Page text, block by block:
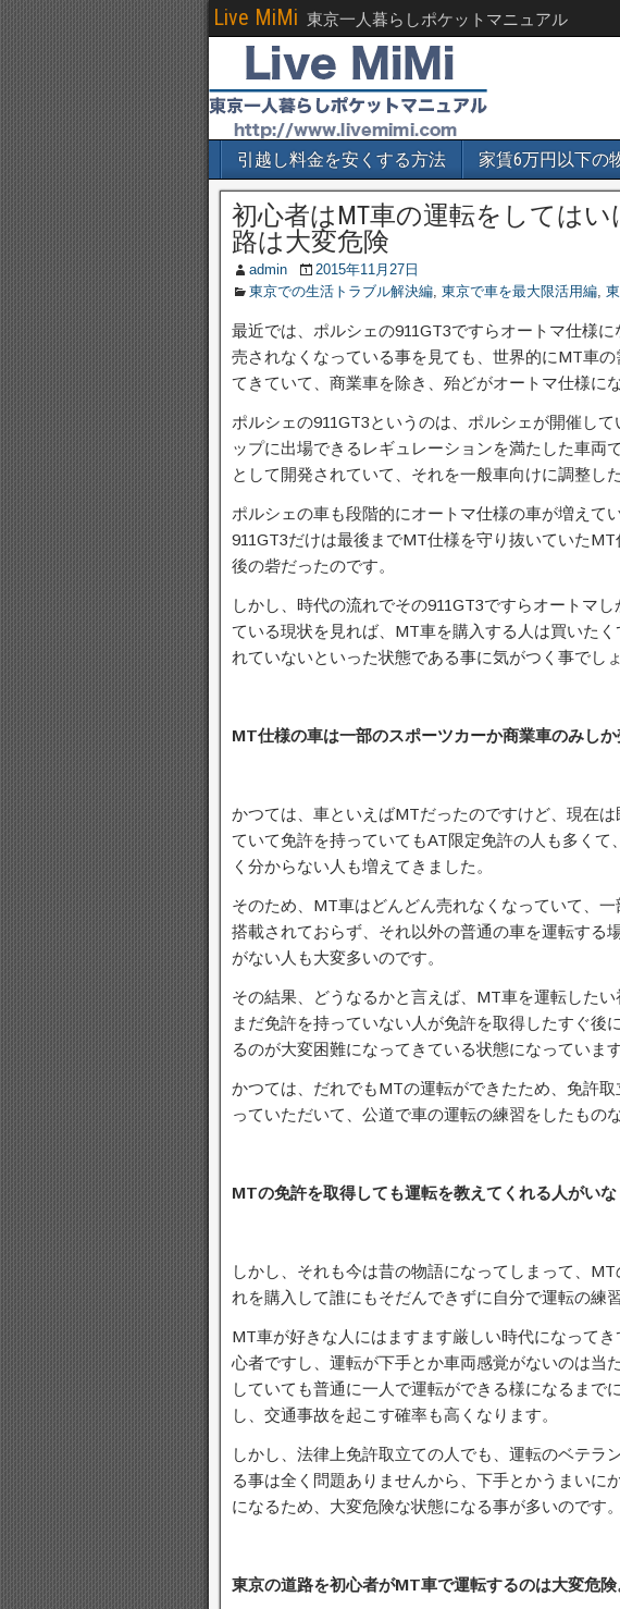
Live MiMi 東京一人暮らしポケットマニュアル
引越し料金を安くする方法 家賃6万円以下の
初心者はMT車の運転をしては
路は大変危険
admin
2015年11月27日
東京での生活トラブル解決編, 東京で車を最大限活用編,
最近では、ポルシェの911GT3ですらオートマ仕様
売されなくなっている事を見ても、世界的にMT車
てきていて、商業車を除き、殆どがオートマ仕様に
ポルシェの911GT3というのは、ポルシェが開催し
ップに出場できるレギュレーションを満たした車両
として開発されていて、それを一般車向けに調整し
ポルシェの車も段階的にオートマ仕様の車が増えて
911GT3だけは最後までMT仕様を守り抜いていた
後の砦だったのです。
しかし、時代の流れでその911GT3ですらオートマ
ている現状を見れば、MT車を購入する人は買いた
れていないといった状態である事に気がつく事でしょ
MT仕様の車は一部のスポーツカーか商業車のみしか
かつては、車といえばMTだったのですけど、現在
ていて免許を持っていてもAT限定免許の人も多くて
く分からない人も増えてきました。
そのため、MT車はどんどん売れなくなっていて、
搭載されておらず、それ以外の普通の車を運転する
がない人も大変多いのです。
その結果、どうなるかと言えば、MT車を運転した
まだ免許を持っていない人が免許を取得したすぐ後
るのが大変困難になってきている状態になっています
かつては、だれでもMTの運転ができたため、免許
っていただいて、公道で車の運転の練習をしたものな
MTの免許を取得しても運転を教えてくれる人がいな
しかし、それも今は昔の物語になってしまって、
れを購入して誰にもそだんできずに自分で運転の練
MT車が好きな人にはますます厳しい時代になって
心者ですし、運転が下手とか車両感覚がないのは当
していても普通に一人で運転ができる様になるまで
し、交通事故を起こす確率も高くなります。
しかし、法律上免許取立ての人でも、運転のベテラ
る事は全く問題ありませんから、下手とかうまいに
になるため、大変危険な状態になる事が多いのです。
東京の道路を初心者がMT車で運転するのは大変危険